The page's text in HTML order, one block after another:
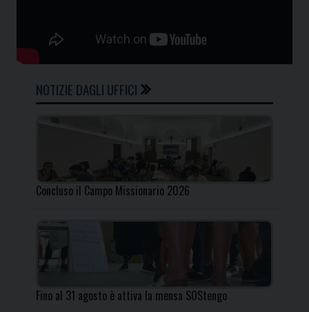
NOTIZIE DAGLI UFFICI
Concluso il Campo Missionario 2026
Fino al 31 agosto è attiva la mensa SOStengo